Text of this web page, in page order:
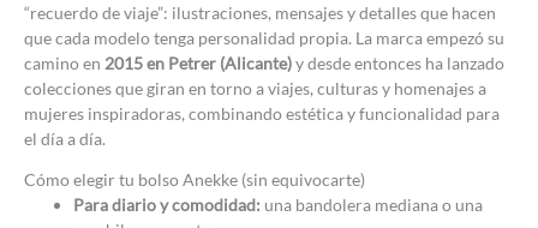
“recuerdo de viaje”: ilustraciones, mensajes y detalles que hacen
que cada modelo tenga personalidad propia. La marca empezó su
camino en 2015 en Petrer (Alicante)y desde entonces ha lanzado
colecciones que giran en torno a viajes, culturas y homenajes a
mujeres inspiradoras, combinando estética y funcionalidad para
el día a día.
Cómo elegir tu bolso Anekke (sin equivocarte)
Para diario y comodidad: una bandolera mediana o una